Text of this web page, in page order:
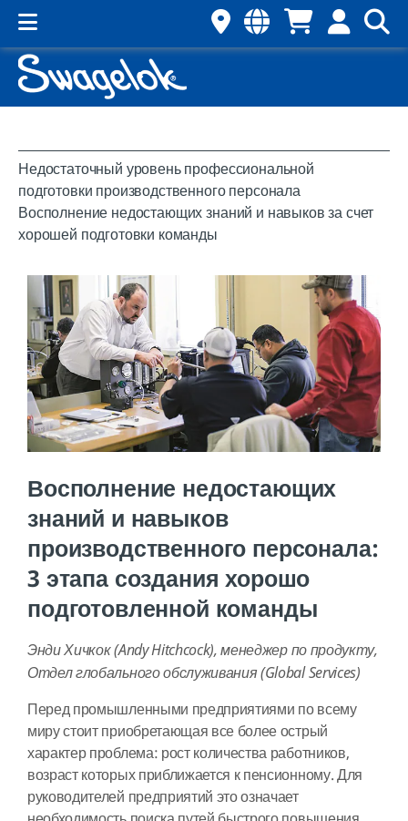
Недостаточный уровень профессиональной
подготовки производственного персонала
Восполнение недостающих знаний и навыков за счет
хорошей подготовки команды
Восполнение недостающих
знаний и навыков
производственного персонала:
3 этапа создания хорошо
подготовленной команды
Энди Хичкок (Andy Hitchcock), менеджер по продукту,
Отдел глобального обслуживания (Global Services)
Перед промышленными предприятиями по всему
миру стоит приобретающая все более острый
характер проблема: рост количества работников,
возраст которых приближается к пенсионному. Для
руководителей предприятий это означает